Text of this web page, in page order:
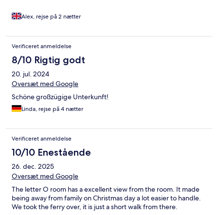
Alex, rejse på 2 nætter
Verificeret anmeldelse
8/10 Rigtig godt
20. jul. 2024
Oversæt med Google
Schöne großzügige Unterkunft!
Linda, rejse på 4 nætter
Verificeret anmeldelse
10/10 Enestående
26. dec. 2025
Oversæt med Google
The letter O room has a excellent view from the room. It made
being away from family on Christmas day a lot easier to handle.
We took the ferry over, it is just a short walk from there.